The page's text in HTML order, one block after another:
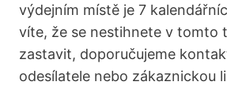
výdejním místě je 7
víte, že se nestihnete v tomto
zastavit, doporučujeme
odesílatele nebo zákaznickou